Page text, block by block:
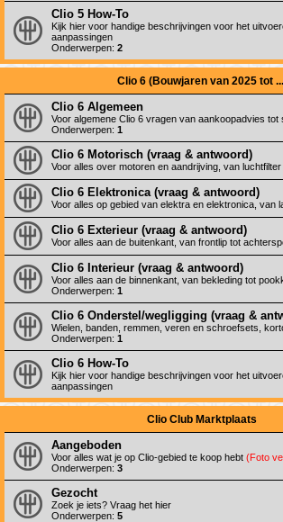
Clio 5 How-To
Kijk hier voor handige beschrijvingen voor het
aanpassingen
Onderwerpen: 2
Clio 6 (Bouwjaren van 2025 tot
Clio 6 Algemeen
Voor algemene Clio 6 vragen van aankoopadvies tot
Onderwerpen: 1
Clio 6 Motorisch (vraag & antwoord)
Voor alles over motoren en aandrijving, van luchtfilter
Clio 6 Elektronica (vraag & antwoord)
Voor alles op gebied van elektra en elektronica, van
Clio 6 Exterieur (vraag & antwoord)
Voor alles aan de buitenkant, van frontlip tot
Clio 6 Interieur (vraag & antwoord)
Voor alles aan de binnenkant, van bekleding tot
Onderwerpen: 1
Clio 6 Onderstel/wegligging (vraag &
Wielen, banden, remmen, veren en schroefsets,
Onderwerpen: 1
Clio 6 How-To
Kijk hier voor handige beschrijvingen voor het
aanpassingen
Clio Club Marktplaats
Aangeboden
Voor alles wat je op Clio-gebied te koop hebt (Foto
Onderwerpen: 3
Gezocht
Zoek je iets? Vraag het hier
Onderwerpen: 5